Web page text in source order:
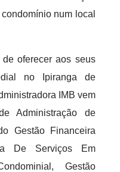
num local
oferecer aos seus
no Ipiranga de
IMB vem
Administração de
Gestão Financeira
De Serviços Em
Gestão